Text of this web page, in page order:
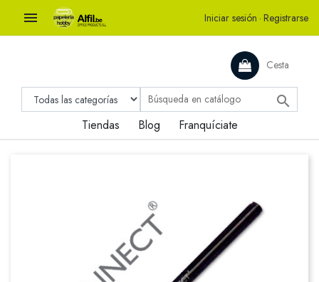
 Iniciar sesión · Registrarse
Cesta

Tiendas Blog Franquíciate